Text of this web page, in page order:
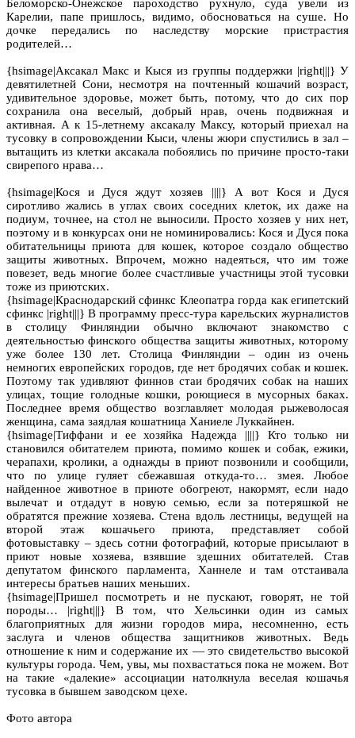
Беломорско-Онежское пароходство рухнуло, суда увели из
Карелии, папе пришлось, видимо, обосноваться на суше. Но
дочке передались по наследству морские пристрастия
родителей…
{hsimage|Аксакал Макс и Кыся из группы поддержки |right|||} У
девятилетней Сони, несмотря на почтенный кошачий возраст,
удивительное здоровье, может быть, потому, что до сих пор
сохранила она веселый, добрый нрав, очень подвижная и
активная. А к 15-летнему аксакалу Максу, который приехал на
тусовку в сопровождении Кыси, члены жюри спустились в зал –
вытащить из клетки аксакала побоялись по причине просто-таки
свирепого нрава…
{hsimage|Кося и Дуся ждут хозяев ||||} А вот Кося и Дуся
сиротливо жались в углах своих соседних клеток, их даже на
подиум, точнее, на стол не выносили. Просто хозяев у них нет,
поэтому и в конкурсах они не номинировались: Кося и Дуся пока
обитательницы приюта для кошек, которое создало общество
защиты животных. Впрочем, можно надеяться, что им тоже
повезет, ведь многие более счастливые участницы этой тусовки
тоже из приютских.
{hsimage|Краснодарский сфинкс Клеопатра горда как египетский
сфинкс |right|||} В программу пресс-тура карельских журналистов
в столицу Финляндии обычно включают знакомство с
деятельностью финского общества защиты животных, которому
уже более 130 лет. Столица Финляндии – один из очень
немногих европейских городов, где нет бродячих собак и кошек.
Поэтому так удивляют финнов стаи бродячих собак на наших
улицах, тощие голодные кошки, роющиеся в мусорных баках.
Последнее время общество возглавляет молодая рыжеволосая
женщина, сама заядлая кошатница Ханиеле Луккайнен.
{hsimage|Тиффани и ее хозяйка Надежда ||||} Кто только ни
становился обитателем приюта, помимо кошек и собак, ежики,
черапахи, кролики, а однажды в приют позвонили и сообщили,
что по улице гуляет сбежавшая откуда-то… змея. Любое
найденное животное в приюте обогреют, накормят, если надо
вылечат и отдадут в новую семью, если за потеряшкой не
обратятся прежние хозяева. Стена вдоль лестницы, ведущей на
второй этаж кошачьего приюта, представляет собой
фотовыставку – здесь сотни фотографий, которые присылают в
приют новые хозяева, взявшие здешних обитателей. Став
депутатом финского парламента, Ханнеле и там отстаивала
интересы братьев наших меньших.
{hsimage|Пришел посмотреть и не пускают, говорят, не той
породы… |right|||} В том, что Хельсинки один из самых
благоприятных для жизни городов мира, несомненно, есть
заслуга и членов общества защитников животных. Ведь
отношение к ним и содержание их — это свидетельство высокой
культуры города. Чем, увы, мы похвастаться пока не можем. Вот
на такие «далекие» ассоциации натолкнула веселая кошачья
тусовка в бывшем заводском цехе.
Фото автора